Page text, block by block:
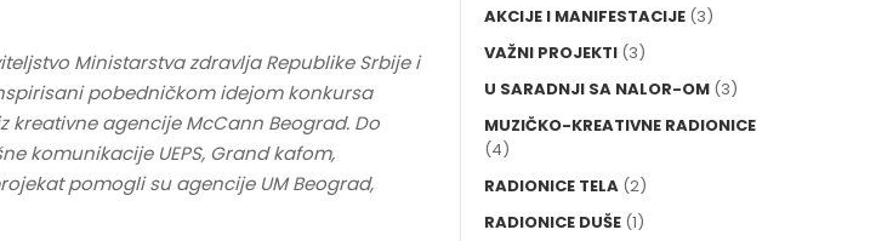
Ministarstva zdravlja Republike Srbije i
pobedničkom idejom konkursa
kreativne agencije McCann Beograd. Do
komunikacije UEPS, Grand kafom,
pomogli su agencije UM Beograd,
AKCIJE I MANIFESTACIJE (3)
VAŽNI PROJEKTI (3)
U SARADNJI SA NALOR-OM (3)
MUZIČKO-KREATIVNE RADIONICE
(4)
RADIONICE TELA (2)
RADIONICE DUŠE (1)